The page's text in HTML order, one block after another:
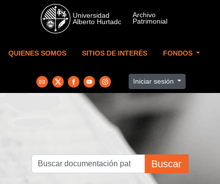
Skip to main content
QUIENES SOMOS SITIOS DE INTERÉS FONDOS
Iniciar sesión
Buscar